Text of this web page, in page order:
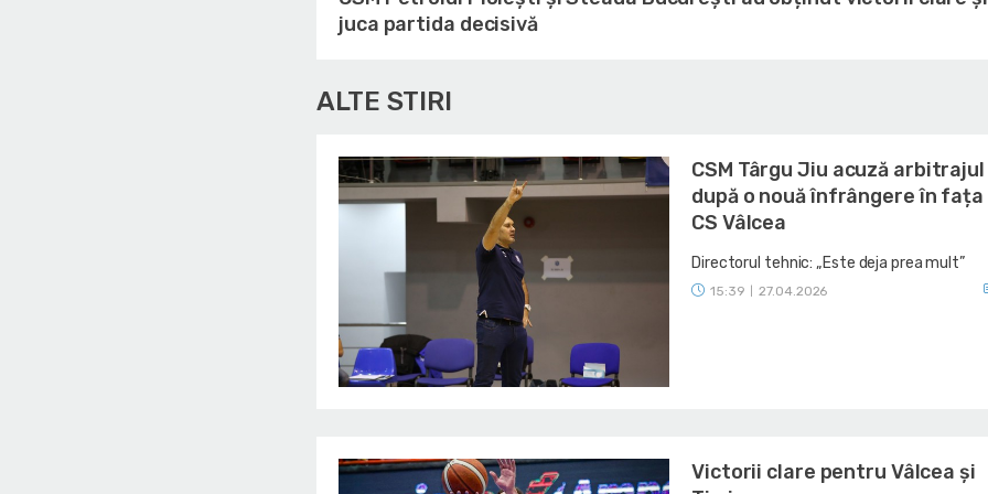
juca partida decisivă
ALTE STIRI
CSM Târgu Jiu acuză arbitrajul
după o nouă înfrângere în fața
CS Vâlcea
Directorul tehnic: „Este deja prea mult”
15:39 27.04.2026
Victorii clare pentru Vâlcea și